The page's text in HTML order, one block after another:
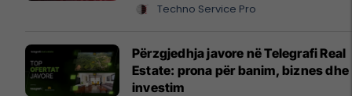
Techno Service Pro
Përzgjedhja javore në Telegrafi Real
Estate: prona për banim, biznes dhe
investim